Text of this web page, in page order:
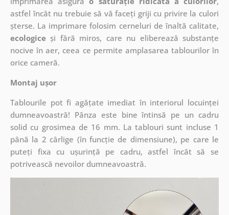
astfel încât nu trebuie să vă faceți griji cu privire la culori
șterse. La imprimare folosim cerneluri de înaltă calitate,
ecologiceși fără miros, care nu eliberează substanțe
nocive în aer, ceea ce permite amplasarea tablourilor în
orice cameră.
Montaj ușor
Tablourile pot fi agățate imediat în interiorul locuinței
dumneavoastră! Pânza este bine întinsă pe un cadru
solid cu grosimea de 16 mm. La tablouri sunt incluse 1
până la 2 cârlige (în funcție de dimensiune), pe care le
puteți fixa cu ușurință pe cadru, astfel încât să se
potrivească nevoilor dumneavoastră.